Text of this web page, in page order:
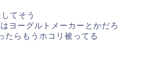
てそう
ヨーグルトメーカーとかだろ
たらもうホコリ被ってる